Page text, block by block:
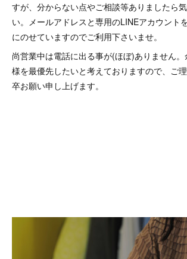
すが、分からない点やご相談等ありましたら
い。メールアドレスと専用のLINEアカウント
にのせていますのでご利用下さいませ。
尚営業中は電話に出る事が(ほぼ)ありません
様を最優先したいと考えておりますので、ご
卒お願い申し上げます。